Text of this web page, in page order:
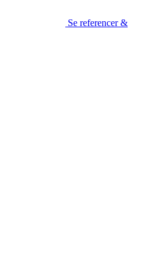
Se referencer &